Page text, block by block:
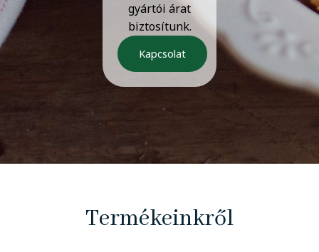
gyártói árat
biztosítunk.
Kapcsolat
Termékeinkről